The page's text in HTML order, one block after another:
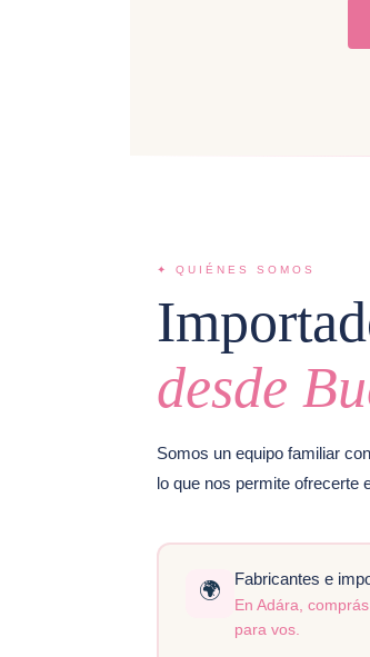
✦ QUIÉNES SOMOS
desde
Somos un equipo familiar
lo que nos permite ofrecerte
🌍 Fabricantes e
En Adára,
para vos.